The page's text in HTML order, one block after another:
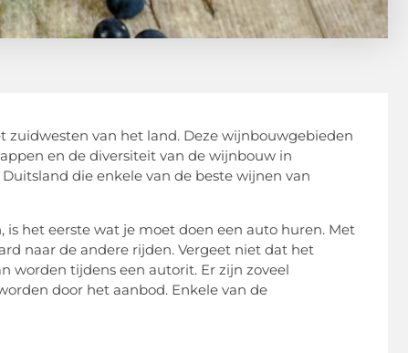
zuidwesten van het land. Deze wijnbouwgebieden
en de diversiteit van de wijnbouw in
die enkele van de beste wijnen van
het eerste wat je moet doen een auto huren. Met
naar de andere rijden. Vergeet niet dat het
worden tijdens een autorit. Er zijn zoveel
door het aanbod. Enkele van de